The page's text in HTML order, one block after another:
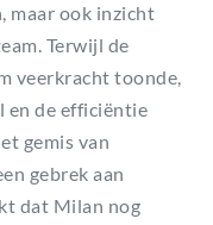
maar ook inzicht
Terwijl de
veerkracht toonde,
en de efficiëntie
gemis van
gebrek aan
dat Milan nog